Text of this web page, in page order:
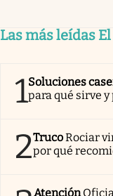
Las más leídas
1Soluciones
para qué sirve
2TrucoRociar
por qué
Atención